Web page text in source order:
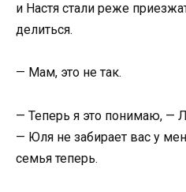
и Настя стали реже
делиться.
— Мам, это не так.
— Теперь я это понимаю, —
— Юля не забирает вас у
семья теперь.